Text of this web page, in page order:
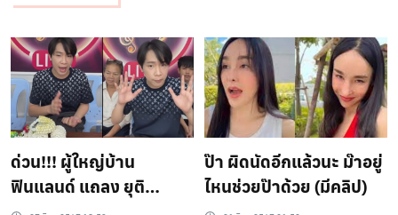
ด่วน!!! ผู้ใหญ่บ้าน
ฟินแลนด์ แถลง ยุติ
ป๊า ผิดนัดอีกแล้วนะ ม๊าอยู่
ไหนช่วยป๊าด้วย (มีคลิป)